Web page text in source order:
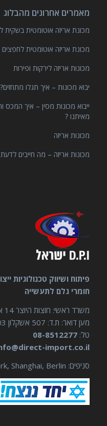
מאמרים אחרונים מהבלוג
מכונת אריזה אוטומטית בשקית
מכונת אריזה אוטומטית לחפצים
מכונות אריזה לירקות ופירות
יבוא מכונות – איך תגלו מתחזים?
ייבוא מכונות מסין – איך
מאיתנו ?
מכונות אריזה
מכונות אריזה – מה חייבים
פיתוח ושיווק טכנולוגיות
חומרי גלם לתעשייה
משרד ראשי: חוצות היוצר 14 אשקלון
מען דואר: ת.ד: 507 אשקלון 7858303
טל: 08-8512277
import.co.il
סניפים: Taipei, New York, Shanghai, Berlin